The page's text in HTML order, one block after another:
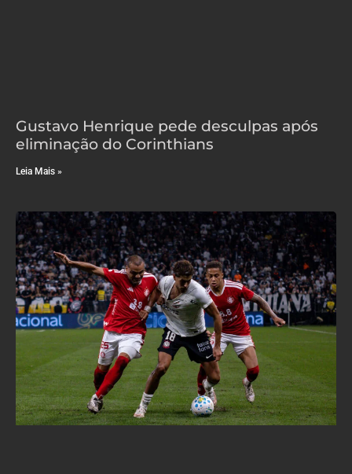
Gustavo Henrique pede desculpas após
eliminação do Corinthians
Leia Mais »